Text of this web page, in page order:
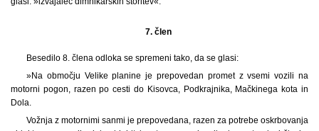
7. člen
Besedilo 8. člena odloka se spremeni tako, da se glasi:
»Na območju Velike planine je prepovedan promet z vsemi vozili na
motorni pogon, razen po cesti do Kisovca, Podkrajnika, Mačkinega kota in
Dola.
Vožnja z motornimi sanmi je prepovedana, razen za potrebe oskrbovanja